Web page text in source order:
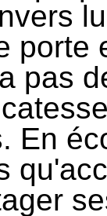
porte
pas
En